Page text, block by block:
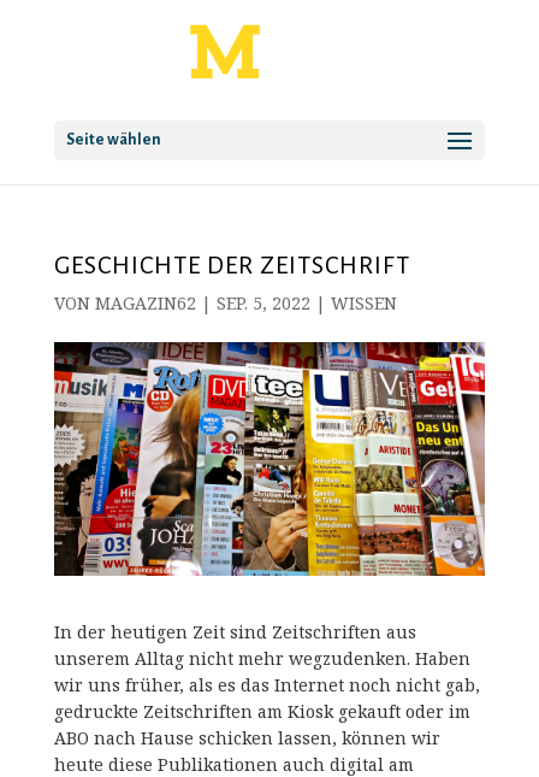
Seite wählen
GESCHICHTE DER ZEITSCHRIFT
VON MAGAZIN62 | SEP. 5, 2022 | WISSEN
In der heutigen Zeit sind Zeitschriften aus
unserem Alltag nicht mehr wegzudenken. Haben
wir uns früher, als es das Internet noch nicht gab,
gedruckte Zeitschriften am Kiosk gekauft oder im
ABO nach Hause schicken lassen, können wir
heute diese Publikationen auch digital am